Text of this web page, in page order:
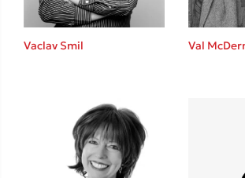
Vaclav Smil Val